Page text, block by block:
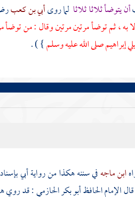
أن يتوضأ ثلاثا ثلاثا لما روىأبي بن كعب
، ثم توضأ مرتين مرتين وقال : من توضأ
إبراهيمصلى الله عليه وسلم} ) .
ابن ماجهفي سننه هكذا من روايةأبي
الإمام الحافظأبو بكر الحازمي: قد روي